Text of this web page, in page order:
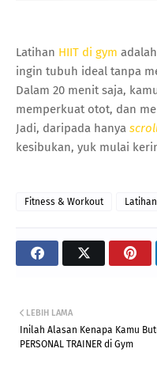
Latihan HIIT di gym
ingin tubuh ideal tanpa
Dalam 20 menit saja,
memperkuat otot, dan
Jadi, daripada hanya
kesibukan, yuk mulai
Fitness & Workout
LEBIH LAMA
Inilah Alasan Kenapa Kamu
PERSONAL TRAINER di Gym